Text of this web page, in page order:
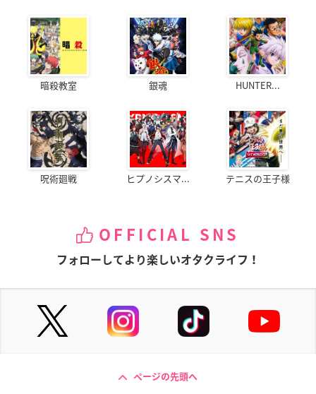
暗殺教室 銀魂 HUNTER...
呪術廻戦 ヒプノシスマ... テニスの王子様
OFFICIAL SNS
フォローしてより楽しいオタクライフ！
ページの先頭へ